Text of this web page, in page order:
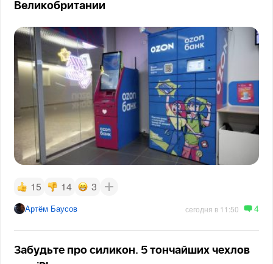
Великобритании
15 14 3
Артём Баусов сегодня в 11:50 4
Забудьте про силикон. 5 тончайших чехлов